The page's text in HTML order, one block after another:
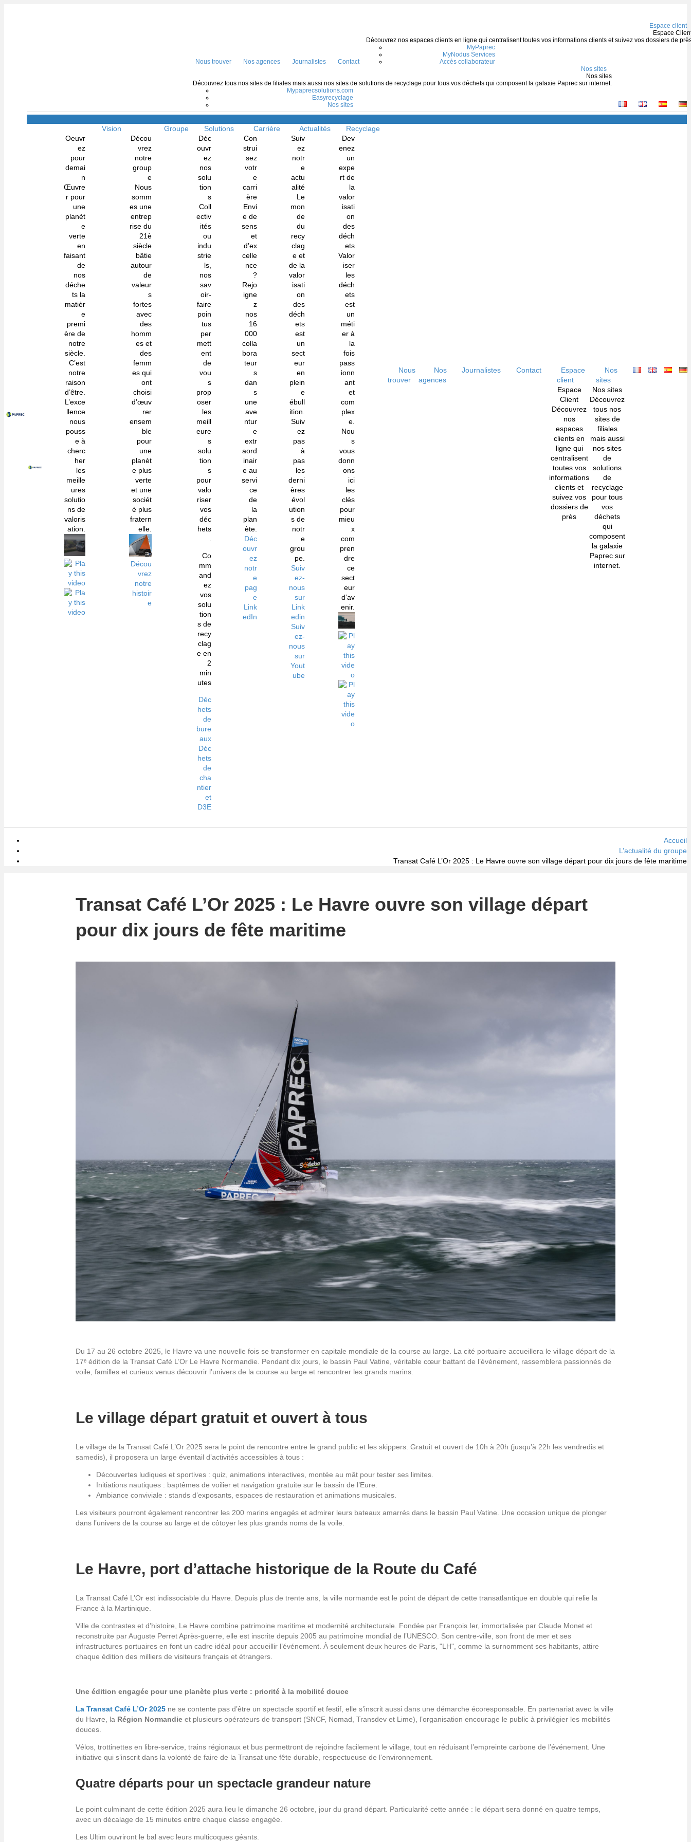
Nous trouver Nos agences Journalistes Contact
Espace client
Espace
Découvrez nos espaces clients en ligne qui centralisent toutes vos informations clients et suivez vos dossiers de
MyPaprec
MyNodus Services
Accès collaborateur
Nos sites
Nos sites
Découvrez tous nos sites de filiales mais aussi nos sites de solutions de recyclage pour tous vos déchets qui composent la galaxie Paprec sur internet.
Mypaprecsolutions.com
Easyrecyclage
Nos sites
Menu
Vision
Oeuvr
ez
pour
demai
n
Œuvre
r pour
une
planèt
e
verte
en
faisant
de
nos
déche
ts la
matièr
e
premi
ère de
notre
siècle.
C’est
notre
raison
d’être.
L’exce
llence
nous
pouss
e à
cherc
her
les
meille
ures
solutio
ns de
valoris
ation.
Groupe
Décou
vrez
notre
group
e
Nous
somm
es une
entrep
rise du
21è
siècle
bâtie
autour
de
valeur
s
fortes
avec
des
homm
es et
des
femm
es qui
ont
choisi
d’œuv
rer
ensem
ble
pour
une
planèt
e plus
verte
et une
sociét
é plus
fratern
elle.
Décou
vrez
notre
histoir
e
Solutions
Déc
ouvr
ez
nos
solu
tion
s
Coll
ectiv
ités
ou
indu
strie
ls,
nos
sav
oir-
faire
poin
tus
per
mett
ent
de
vou
s
prop
oser
les
meill
eure
s
solu
tion
s
pour
valo
riser
vos
déc
hets
Co
mm
and
ez
vos
solu
tion
s de
recy
clag
e en
2
min
utes
Déc
hets
de
bure
aux
Déc
hets
de
cha
ntier
et
D3E
Carrière
Con
strui
sez
votr
e
carri
ère
Envi
e de
sens
et
d’ex
celle
nce
?
Rejo
igne
z
nos
16
000
colla
bora
teur
s
dan
s
une
ave
ntur
e
extr
aord
inair
e au
servi
ce
de
la
plan
ète.
Déc
ouvr
ez
notr
e
pag
e
Link
edIn
Actualités
Suiv
ez
notr
e
actu
alité
Le
mon
de
du
recy
clag
e et
de la
valor
isati
on
des
déch
ets
est
un
sect
eur
en
plein
e
ébull
ition.
Suiv
ez
pas
à
pas
les
derni
ères
évol
ution
s de
notr
e
grou
pe.
Suiv
ez-
nous
sur
Link
edin
Suiv
ez-
nous
sur
Yout
ube
Recyclage
Dev
enez
un
expe
rt de
la
valor
isati
on
des
déch
ets
Valor
iser
les
déch
ets
est
un
méti
er à
la
fois
pass
ionn
ant
et
com
plex
e.
Nou
s
vous
donn
ons
ici
les
clés
pour
mieu
x
com
pren
dre
ce
sect
eur
d’av
enir.
Nous
trouver
Nos
agences
Journalistes Contact
Espace
client
Espace
Client
Découvrez
nos
espaces
clients en
ligne qui
centralisent
toutes vos
informations
clients et
suivez vos
dossiers de
près
Nos
sites
Nos sites
Découvrez
tous nos
sites de
filiales
mais aussi
nos sites
de
solutions
de
recyclage
pour tous
vos
déchets
qui
composent
la galaxie
Paprec sur
internet.
Accueil
L’actualité du groupe
Transat Café L’Or 2025 : Le Havre ouvre son village départ pour dix jours de fête maritime
Transat Café L’Or 2025 : Le Havre ouvre son village départ
pour dix jours de fête maritime
Du 17 au 26 octobre 2025, le Havre va une nouvelle fois se transformer en capitale mondiale de la course au large. La cité portuaire accueillera le village départ de la
17ᵉ édition de la Transat Café L’Or Le Havre Normandie. Pendant dix jours, le bassin Paul Vatine, véritable cœur battant de l’événement, rassemblera passionnés de
voile, familles et curieux venus découvrir l’univers de la course au large et rencontrer les grands marins.
Le village départ gratuit et ouvert à tous
Le village de la Transat Café L’Or 2025 sera le point de rencontre entre le grand public et les skippers. Gratuit et ouvert de 10h à 20h (jusqu’à 22h les vendredis et
samedis), il proposera un large éventail d’activités accessibles à tous :
Découvertes ludiques et sportives : quiz, animations interactives, montée au mât pour tester ses limites.
Initiations nautiques : baptêmes de voilier et navigation gratuite sur le bassin de l’Eure.
Ambiance conviviale : stands d’exposants, espaces de restauration et animations musicales.
Les visiteurs pourront également rencontrer les 200 marins engagés et admirer leurs bateaux amarrés dans le bassin Paul Vatine. Une occasion unique de plonger
dans l’univers de la course au large et de côtoyer les plus grands noms de la voile.
Le Havre, port d’attache historique de la Route du Café
La Transat Café L’Or est indissociable du Havre. Depuis plus de trente ans, la ville normande est le point de départ de cette transatlantique en double qui relie la
France à la Martinique.
Ville de contrastes et d’histoire, Le Havre combine patrimoine maritime et modernité architecturale. Fondée par François Ier, immortalisée par Claude Monet et
reconstruite par Auguste Perret Après-guerre, elle est inscrite depuis 2005 au patrimoine mondial de l’UNESCO. Son centre-ville, son front de mer et ses
infrastructures portuaires en font un cadre idéal pour accueillir l’événement. À seulement deux heures de Paris, "LH", comme la surnomment ses habitants, attire
chaque édition des milliers de visiteurs français et étrangers.
Une édition engagée pour une planète plus verte : priorité à la mobilité douce
La Transat Café L’Or 2025 ne se contente pas d’être un spectacle sportif et festif, elle s’inscrit aussi dans une démarche écoresponsable. En partenariat avec la ville
du Havre, la Région Normandie et plusieurs opérateurs de transport (SNCF, Nomad, Transdev et Lime), l’organisation encourage le public à privilégier les mobilités
douces.
Vélos, trottinettes en libre-service, trains régionaux et bus permettront de rejoindre facilement le village, tout en réduisant l’empreinte carbone de l’événement. Une
initiative qui s’inscrit dans la volonté de faire de la Transat une fête durable, respectueuse de l’environnement.
Quatre départs pour un spectacle grandeur nature
Le point culminant de cette édition 2025 aura lieu le dimanche 26 octobre, jour du grand départ. Particularité cette année : le départ sera donné en quatre temps,
avec un décalage de 15 minutes entre chaque classe engagée.
Les Ultim ouvriront le bal avec leurs multicoques géants.